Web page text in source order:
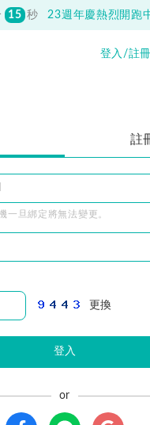
32 秒 23週年慶熱烈開跑
免運！註冊會員最高獲
登入/註冊
註
一旦綁定將無法變更。
更換
登入